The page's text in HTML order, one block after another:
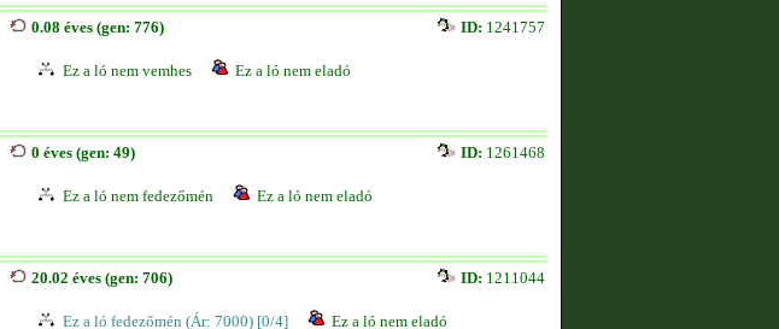
0.08 éves (gen: 776) ID: 1241757
Ez a ló nem vemhes Ez a ló nem eladó
0 éves (gen: 49) ID: 1261468
Ez a ló nem fedezőmén Ez a ló nem eladó
20.02 éves (gen: 706) ID: 1211044
Ez a ló fedezőmén (Ár: 7000) [0/4] Ez a ló nem eladó